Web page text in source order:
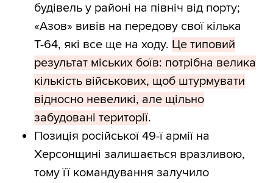
будівель у районі на північ від порту;
«Азов» вивів на передову свої кілька
Т-64, які все ще на ходу. Це типовий
результат міських боїв: потрібна велика
кількість військових, щоб штурмувати
відносно невеликі, але щільно
забудовані території.
Позиція російської 49-ї армії на
Херсонщині залишається вразливою,
тому її командування залучило